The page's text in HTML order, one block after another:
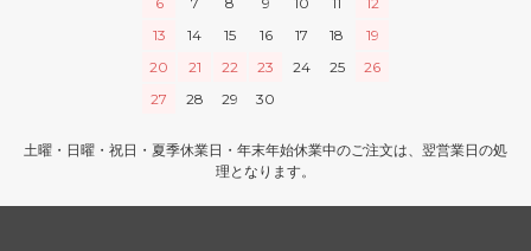
13
14 15 16 17 18
19
20
21 22 23 24 25
26
27
28 29 30
土曜・日曜・祝日・夏季休業日・年末年始休業中のご注文は、翌営業日の処
理となります。